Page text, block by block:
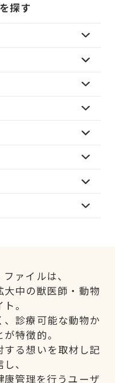
探す
ァイルは、
中の獣医師・動物
。
診療可能な動物か
特徴的。
する想いを取材し記
、
管理を行うユーザ